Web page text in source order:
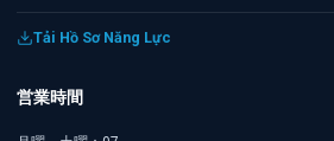
Tải Hồ Sơ Năng Lực
営業時間